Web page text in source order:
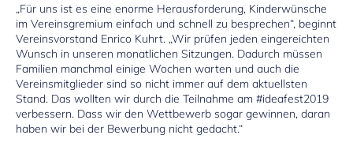
„Für uns ist es eine enorme Herausforderung, Kinderwünsche
im Vereinsgremium einfach und schnell zu besprechen“, beginnt
Vereinsvorstand Enrico Kuhrt. „Wir prüfen jeden eingereichten
Wunsch in unseren monatlichen Sitzungen. Dadurch müssen
Familien manchmal einige Wochen warten und auch die
Vereinsmitglieder sind so nicht immer auf dem aktuellsten
Stand. Das wollten wir durch die Teilnahme am #ideafest2019
verbessern. Dass wir den Wettbewerb sogar gewinnen, daran
haben wir bei der Bewerbung nicht gedacht.“